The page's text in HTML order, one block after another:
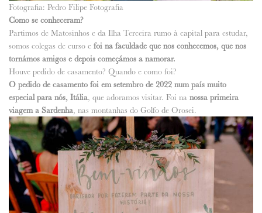
Fotografia: Pedro Filipe Fotografia
Como se conheceram?
Partimos de Matosinhos e da Ilha Terceira rumo à capital para estudar,
somos colegas de curso e foi na faculdade que nos conhecemos, que nos
tornámos amigos e depois começámos a namorar.
Houve pedido de casamento? Quando e como foi?
O pedido de casamento foi em setembro de 2022 num país muito
especial para nós, Itália, que adoramos visitar. Foi na nossa primeira
viagem a Sardenha, nas montanhas do Golfo de Orosei.